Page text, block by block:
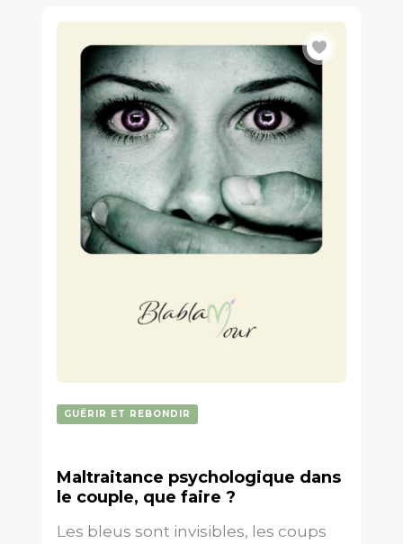
GUÉRIR ET REBONDIR
Maltraitance psychologique dans
le couple, que faire ?
Les bleus sont invisibles, les coups